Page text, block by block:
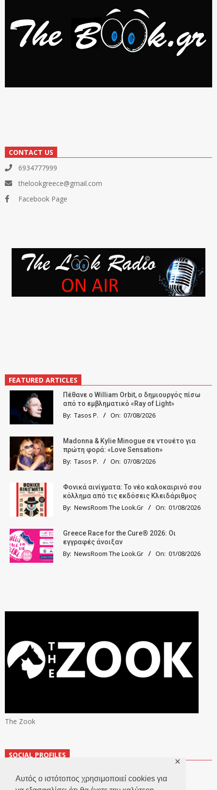
Αυτός ο ιστότοπος χρησιμοποιεί cookies για
✕
CONTACT US
6934777999
thelookgreece@gmail.com
Facebook Page
FEATURED ARTICLES
Πέθανε ο William Orbit, ο δημιουργός πίσω
από το εμβληματικό «Ray of Light»
By: Tasos P. On: 07/08/2026
Madonna & Kylie Minogue σε ντουέτο για
πρώτη φορά: «Love Sensation»
By: Tasos P. On: 07/08/2026
Φονικά αινίγματα: Το νέο καλοκαιρινό σου
κόλλημα από τις εκδόσεις Κλειδάριθμος
By: NewsRoom The Look.Gr On: 01/08/2026
Greece Race for the Cure® 2026: Οι
εγγραφές άνοιξαν
By: NewsRoom The Look.Gr On: 01/08/2026
The Zook
SOCIAL PROFILES